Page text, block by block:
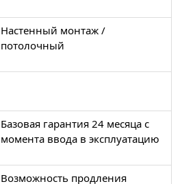
Настенный монтаж /
потолочный
Базовая гарантия 24 месяца с
момента ввода в эксплуатацию
Возможность продления